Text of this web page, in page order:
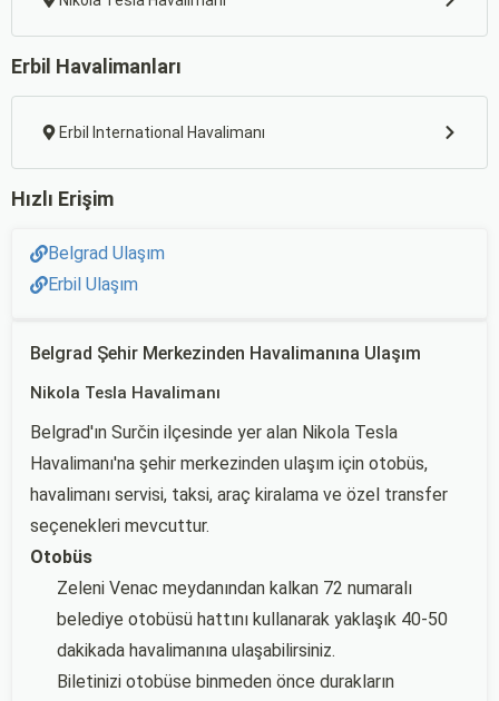
Erbil Havalimanları
Erbil International Havalimanı
Hızlı Erişim
Belgrad Ulaşım
Erbil Ulaşım
Belgrad Şehir Merkezinden Havalimanına Ulaşım
Nikola Tesla Havalimanı
Belgrad'ın Surčin ilçesinde yer alan Nikola Tesla
Havalimanı'na şehir merkezinden ulaşım için otobüs,
havalimanı servisi, taksi, araç kiralama ve özel transfer
seçenekleri mevcuttur.
Otobüs
Zeleni Venac meydanından kalkan 72 numaralı
belediye otobüsü hattını kullanarak yaklaşık 40-50
dakikada havalimanına ulaşabilirsiniz.
Biletinizi otobüse binmeden önce durakların